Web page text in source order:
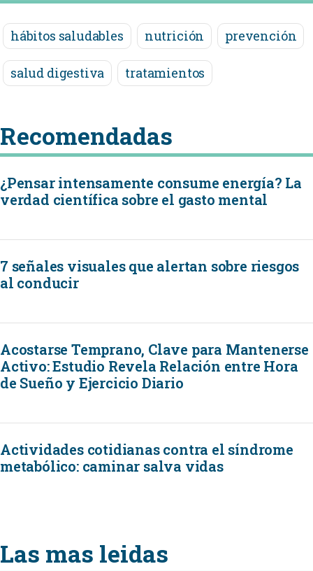
hábitos saludables nutrición prevención
salud digestiva tratamientos
Recomendadas
¿Pensar intensamente consume energía? La
verdad científica sobre el gasto mental
7 señales visuales que alertan sobre riesgos
al conducir
Acostarse Temprano, Clave para Mantenerse
Activo: Estudio Revela Relación entre Hora
de Sueño y Ejercicio Diario
Actividades cotidianas contra el síndrome
metabólico: caminar salva vidas
Las mas leidas